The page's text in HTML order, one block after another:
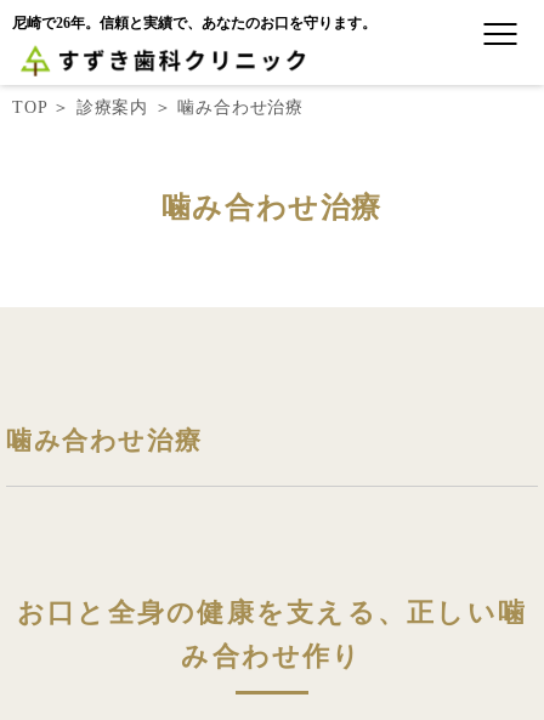
尼崎で26年。信頼と実績で、あなたのお口を守ります。
TOP＞ 診療案内 ＞噛み合わせ治療
噛み合わせ治療
噛み合わせ治療
お口と全身の健康を支える、正しい噛
み合わせ作り